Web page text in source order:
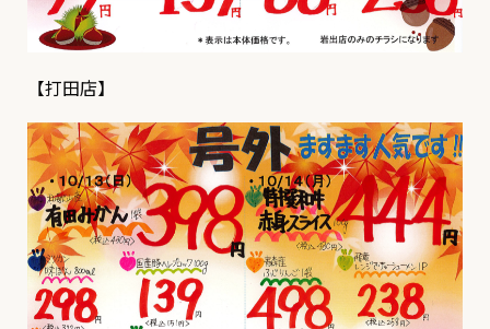
【打田店】